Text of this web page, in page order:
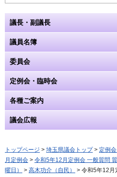
議長・副議長
議員名簿
委員会
定例会・臨時会
各種ご案内
議会広報
トップページ > 埼玉県議会トップ> 定例
月定例会 > 令和5年12月定例会 一般質問
曜日）
> 高木功介（自民）
> 令和5年12月